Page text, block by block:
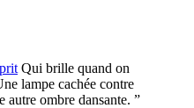
Qui brille quand on
lampe cachée contre
autre ombre dansante. ”